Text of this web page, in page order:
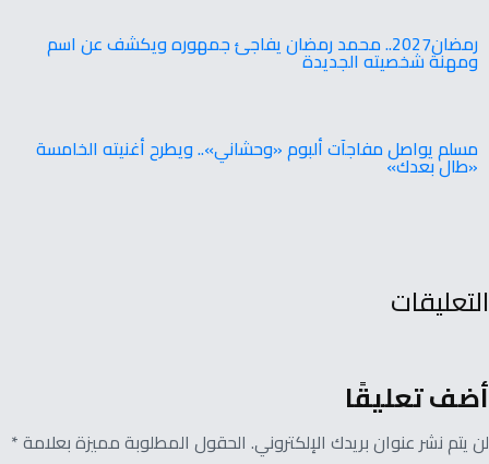
‬ومهنة‭ ‬شخصيته‭ ‬الجديدة
مسلم‭ ‬يواصل‭ ‬مفاجآت‭ ‬ألبوم ‬‮«‬وحشاني»‬.. ‬ويطرح‭ ‬أغنيته‭ ‬الخامسة
‬‮«‬طال‭ ‬بعدك‮»‬
التعليقات
أضف تعليقًا
لن يتم نشر عنوان بريدك الإلكتروني. الحقول المطلوبة مميزة بعلامة *